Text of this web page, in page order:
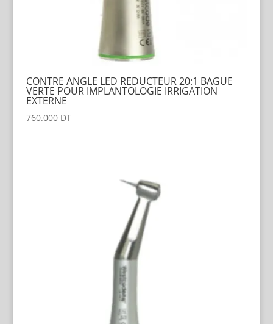
CONTRE ANGLE LED REDUCTEUR 20:1 BAGUE
VERTE POUR IMPLANTOLOGIE IRRIGATION
EXTERNE
760.000DT